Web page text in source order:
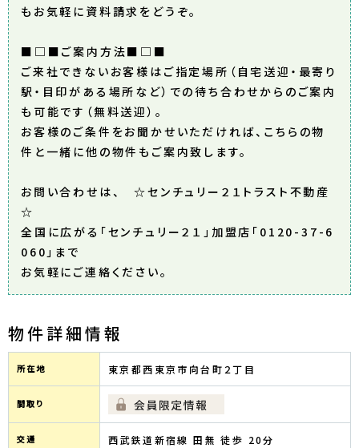
もお気軽に資料請求をどうぞ。
■□■ご案内方法■□■
ご来社できないお客様はご指定場所（自宅送迎・最寄り
駅・目印がある場所など）での待ち合わせからのご案内
も可能です（無料送迎）。
お客様のご条件をお聞かせいただければ、こちらの物
件と一緒に他の物件もご案内致します。
お問い合わせは、 ☆センチュリー２１トラスト不動産
☆
全国に広がる「センチュリー２１」加盟店「0120-37-6
060」まで
お気軽にご連絡ください。
物件詳細情報
所在地 東京都西東京市向台町２丁目
間取り
交通 西武鉄道新宿線 田無 徒歩 20分